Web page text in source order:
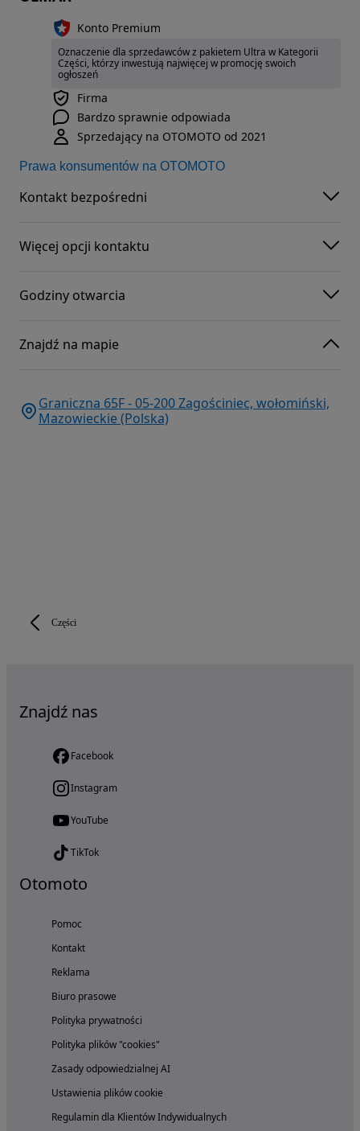
Części
Konto Premium
Oznaczenie dla sprzedawców z pakietem Ultra w Kategorii
Części, którzy inwestują najwięcej w promocję swoich
ogłoszeń
Firma
Bardzo sprawnie odpowiada
Sprzedający na OTOMOTO od 2021
Prawa konsumentów na OTOMOTO
Kontakt bezpośredni
Więcej opcji kontaktu
Godziny otwarcia
Znajdź na mapie
Graniczna 65F - 05-200 Zagościniec, wołomiński,
Mazowieckie (Polska)
Znajdź nas
Facebook
Instagram
YouTube
TikTok
Otomoto
Pomoc
Kontakt
Reklama
Biuro prasowe
Polityka prywatności
Polityka plików "cookies"
Zasady odpowiedzialnej AI
Ustawienia plików cookie
Regulamin dla Klientów Indywidualnych